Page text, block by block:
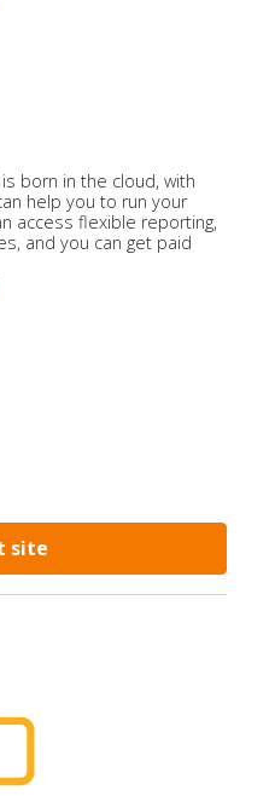
born in the cloud, with
help you to run your
access flexible reporting,
and you can get paid
site